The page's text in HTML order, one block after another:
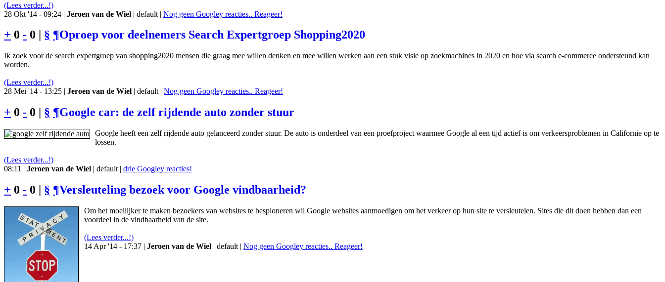
(Lees verder...!)
28 Okt '14 - 09:24 | Jeroen van de Wiel | default | Nog geen Googley reacties.. Reageer!
+ 0 - 0 | § ¶Oproep voor deelnemers Search Expertgroep Shopping2020
Ik zoek voor de search expertgroep van shopping2020 mensen die graag mee willen denken en mee willen werken aan een stuk visie op zoekmachines in 2020 en hoe via search e-commerce ondersteund kan
worden.
(Lees verder...!)
28 Mei '14 - 13:25 | Jeroen van de Wiel | default | Nog geen Googley reacties.. Reageer!
+ 0 - 0 | § ¶Google car: de zelf rijdende auto zonder stuur
Google heeft een zelf rijdende auto gelanceerd zonder stuur. De auto is onderdeel van een proefproject waarmee Google al een tijd actief is om verkeersproblemen in Californie op te
lossen.
(Lees verder...!)
08:11 | Jeroen van de Wiel | default | drie Googley reacties!
+ 0 - 0 | § ¶Versleuteling bezoek voor Google vindbaarheid?
Om het moeilijker te maken bezoekers van websites te bespioneren wil Google websites aanmoedigen om het verkeer op hun site te versleutelen. Sites die dit doen hebben dan een
voordeel in de vindbaarheid van de site.
(Lees verder...!)
14 Apr '14 - 17:37 | Jeroen van de Wiel | default | Nog geen Googley reacties.. Reageer!